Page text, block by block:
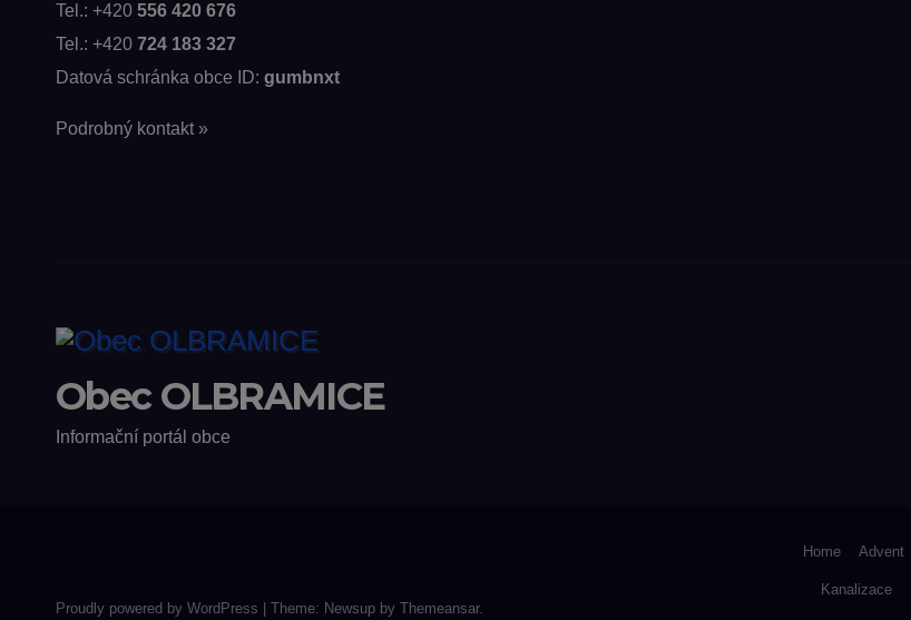
Tel.: +420 556 420 676
Tel.: +420 724 183 327
Datová schránka obce ID: gumbnxt
Podrobný kontakt »
Obec OLBRAMICE
Informační portál obce
Proudly powered by WordPress Theme: Newsup by Themeansar.
Home Advent
Kanalizace